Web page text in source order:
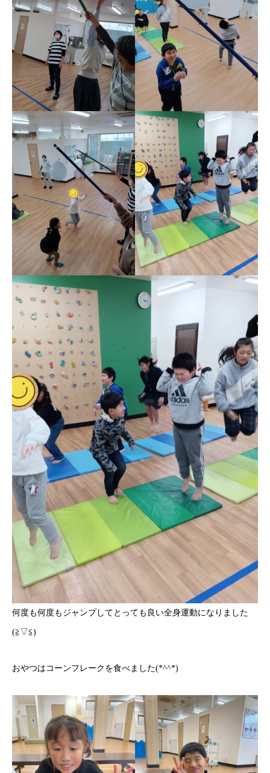
何度も何度もジャンプしてとっても良い全身運動になりました
(≧▽≦)
おやつはコーンフレークを食べました(*^^*)